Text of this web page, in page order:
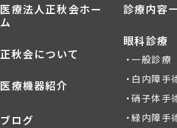
医療法人正秋会ホー
ム
正秋会について
医療機器紹介
診療内容
眼科診療
一般診療
白内障手
硝子体手
緑内障手
ブログ